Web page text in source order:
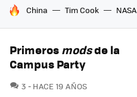
HOY SE HABLA DE
China Tim Cook NASA
Primerosmodsde la
Campus Party
3 COMENTARIOS
HACE 19 AÑOS